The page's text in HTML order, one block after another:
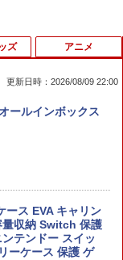
更新日時：2026/08/09 22:00
ールインボックス
ス EVA キャリン
量収納 Switch 保護
テンドー スイッ
ーケース 保護 ゲ
ズ アニメ